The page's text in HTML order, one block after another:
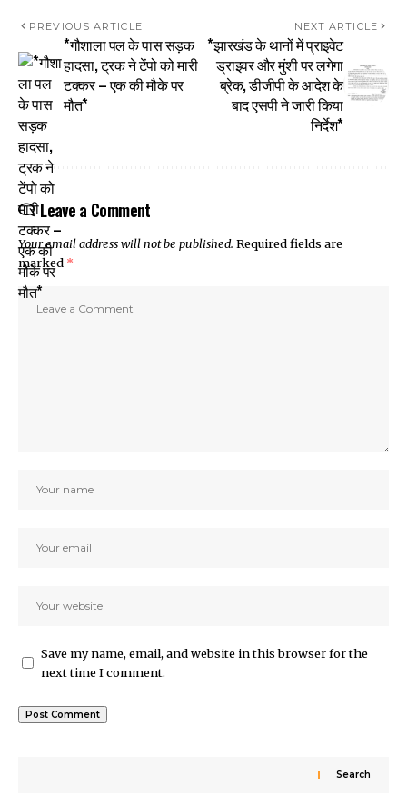
PREVIOUS ARTICLE
*गौशाला पल के पास सड़क
हादसा, ट्रक ने टेंपो को मारी
टक्कर – एक की मौके पर
मौत*
NEXT ARTICLE
*झारखंड के थानों में प्राइवेट
ड्राइवर और मुंशी पर लगेगा
ब्रेक, डीजीपी के आदेश के
बाद एसपी ने जारी किया
निर्देश*
Leave a Comment
Your email address will not be published. Required fields are
marked *
Save my name, email, and website in this browser for the
next time I comment.
Search